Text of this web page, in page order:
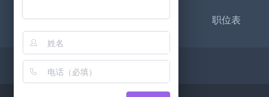
职位表